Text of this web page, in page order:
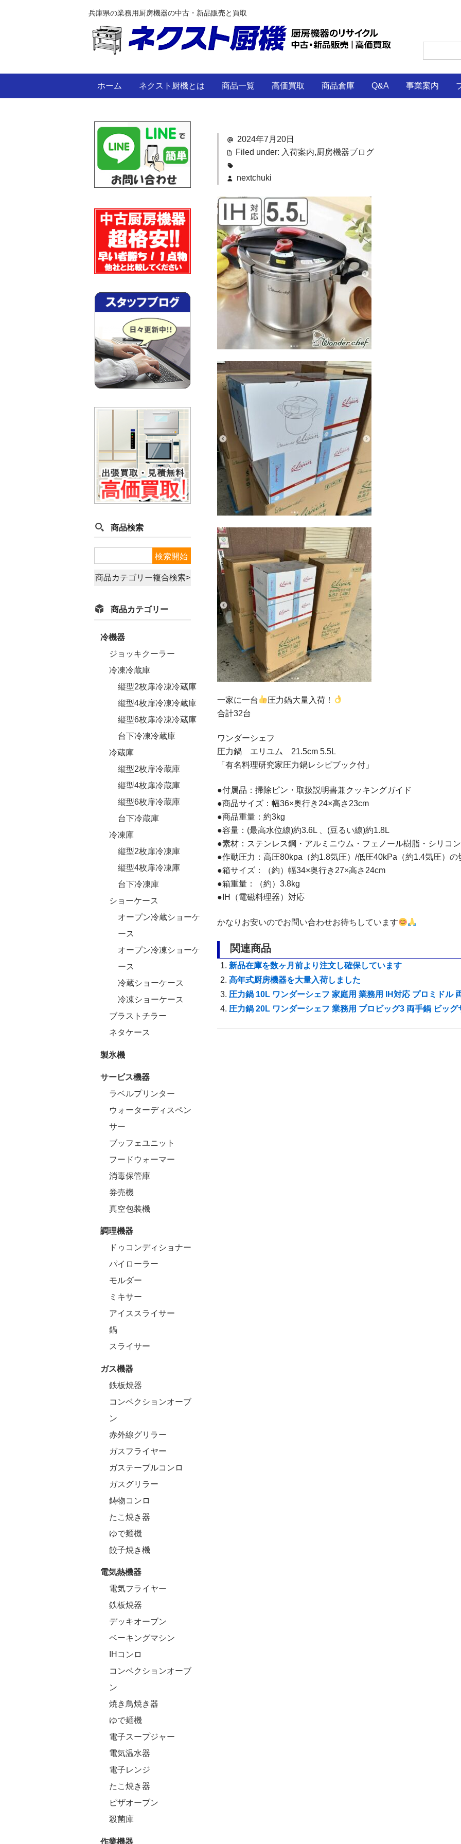
兵庫県の業務用厨房機器の中古・新品販売と買取
ホーム ネクスト厨機とは 商品一覧 高価買取 商品倉庫 Q&A 事業案内
2024年7月20日
Filed under: 入荷案内,厨房機器ブログ
nextchuki
一家に一台
圧力鍋大量入荷！
合計32台
ワンダーシェフ
圧力鍋 エリユム 21.5cm 5.5L
「有名料理研究家圧力鍋レシピブック付」
●付属品：掃除ピン・取扱説明書兼クッキングガイド
●商品サイズ：幅36×奥行き24×高さ23cm
●商品重量：約3kg
●容量：(最高水位線)約3.6L 、(豆るい線)約1.8L
●素材：ステンレス鋼・アルミニウム・フェノール樹脂・シリコ
●作動圧力：高圧80kpa（約1.8気圧）/低圧40kPa（約1.4気圧）の
●箱サイズ：（約）幅34×奥行き27×高さ24cm
●箱重量：（約）3.8kg
●IH（電磁料理器）対応
かなりお安いのでお問い合わせお待ちしています
関連商品
新品在庫を数ヶ月前より注文し確保しています
高年式厨房機器を大量入荷しました
圧力鍋 10L ワンダーシェフ 家庭用 業務用 IH対応 プロミドル
圧力鍋 20L ワンダーシェフ 業務用 プロビッグ3 両手鍋 ビッ
商品検索
商品カテゴリー複合検索>
商品カテゴリー
冷機器
ジョッキクーラー
冷凍冷蔵庫
縦型2枚扉冷凍冷蔵庫
縦型4枚扉冷凍冷蔵庫
縦型6枚扉冷凍冷蔵庫
台下冷凍冷蔵庫
冷蔵庫
縦型2枚扉冷蔵庫
縦型4枚扉冷蔵庫
縦型6枚扉冷蔵庫
台下冷蔵庫
冷凍庫
縦型2枚扉冷凍庫
縦型4枚扉冷凍庫
台下冷凍庫
ショーケース
オープン冷蔵ショーケ
ース
オープン冷凍ショーケ
ース
冷蔵ショーケース
冷凍ショーケース
ブラストチラー
ネタケース
製氷機
サービス機器
ラベルプリンター
ウォーターディスペン
サー
ブッフェユニット
フードウォーマー
消毒保管庫
券売機
真空包装機
調理機器
ドゥコンディショナー
パイローラー
モルダー
ミキサー
アイススライサー
鍋
スライサー
ガス機器
鉄板焼器
コンベクションオーブ
ン
赤外線グリラー
ガスフライヤー
ガステーブルコンロ
ガスグリラー
鋳物コンロ
たこ焼き器
ゆで麺機
餃子焼き機
電気熱機器
電気フライヤー
鉄板焼器
デッキオーブン
ベーキングマシン
IHコンロ
コンベクションオーブ
ン
焼き鳥焼き器
ゆで麺機
電子スープジャー
電気温水器
電子レンジ
たこ焼き器
ピザオーブン
殺菌庫
作業機器